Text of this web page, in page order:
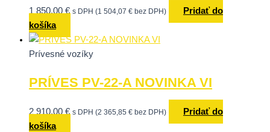
1 850,00 € s DPH (1 504,07 € bez DPH)
Pridať do
košíka
Prívesné vozíky
PRÍVES PV-22-A NOVINKA VI
2 910,00 € s DPH (2 365,85 € bez DPH)
Pridať do
košíka